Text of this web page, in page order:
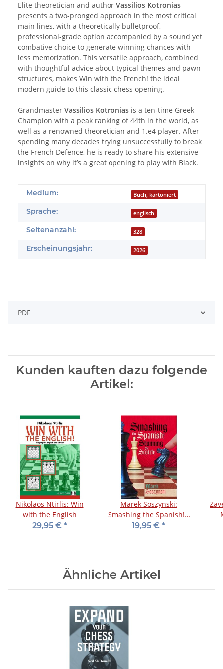
Elite theoretician and author Vassilios Kotronias
presents a two-pronged approach in the most critical
main lines, with a theoretically bulletproof,
professional-grade option accompanied by a sound yet
combative choice to generate winning chances with
less memorization. This versatile approach, combined
with thoughtful advice about typical themes and pawn
structures, makes Win with the French! the ideal
modern guide to this classic chess opening.
Grandmaster Vassilios Kotronias is a ten-time Greek
Champion with a peak ranking of 44th in the world, as
well as a renowned theoretician and 1.e4 player. After
spending many decades trying unsuccessfully to break
the French Defence, he is ready to share his extensive
insights on why it’s a great opening to play with Black.
Produkteigenschaft
Wert
Medium: Buch, kartoniert
Sprache: englisch
Seitenanzahl: 328
Erscheinungsjahr: 2026
PDF
Kunden kauften dazu folgende
Artikel:
Nikolaos Ntirlis: Win
with the English
29,95 € *
Marek Soszynski:
Smashing the Spanish! -
Stunning the Scotch!
19,95 € *
Ähnliche Artikel